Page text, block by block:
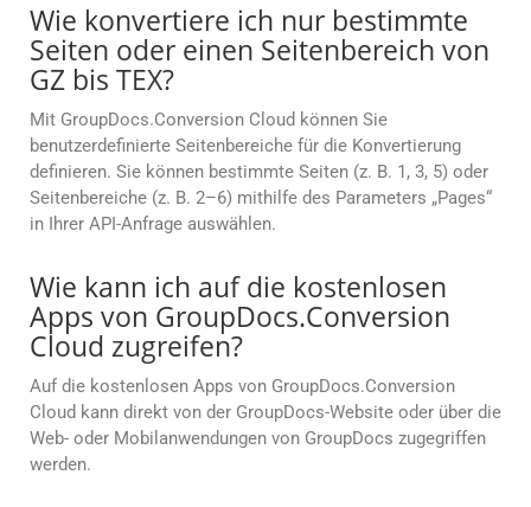
Wie konvertiere ich nur bestimmte
Seiten oder einen Seitenbereich von
GZ bis TEX?
Mit GroupDocs.Conversion Cloud können Sie
benutzerdefinierte Seitenbereiche für die Konvertierung
definieren. Sie können bestimmte Seiten (z. B. 1, 3, 5) oder
Seitenbereiche (z. B. 2–6) mithilfe des Parameters „Pages“
in Ihrer API-Anfrage auswählen.
Wie kann ich auf die kostenlosen
Apps von GroupDocs.Conversion
Cloud zugreifen?
Auf die kostenlosen Apps von GroupDocs.Conversion
Cloud kann direkt von der GroupDocs-Website oder über die
Web- oder Mobilanwendungen von GroupDocs zugegriffen
werden.